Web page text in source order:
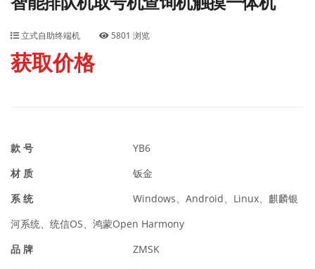
立式自助终端机 5801 浏览
获取价格
款 号
YB6
材 质
钣金
系 统
Windows、Android、Linux、麒麟银
河系统、统信OS、鸿蒙Open Harmony
品 牌
ZMSK